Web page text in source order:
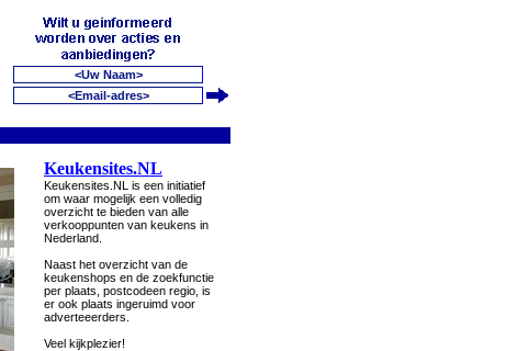
Keukensites.NL
Keukensites.NL is een initiatief
om waar mogelijk een volledig
overzicht te bieden van alle
verkooppunten van keukens in
Nederland.
Naast het overzicht van de
keukenshops en de zoekfunctie
per plaats, postcodeen regio, is
er ook plaats ingeruimd voor
adverteeerders.
Veel kijkplezier!